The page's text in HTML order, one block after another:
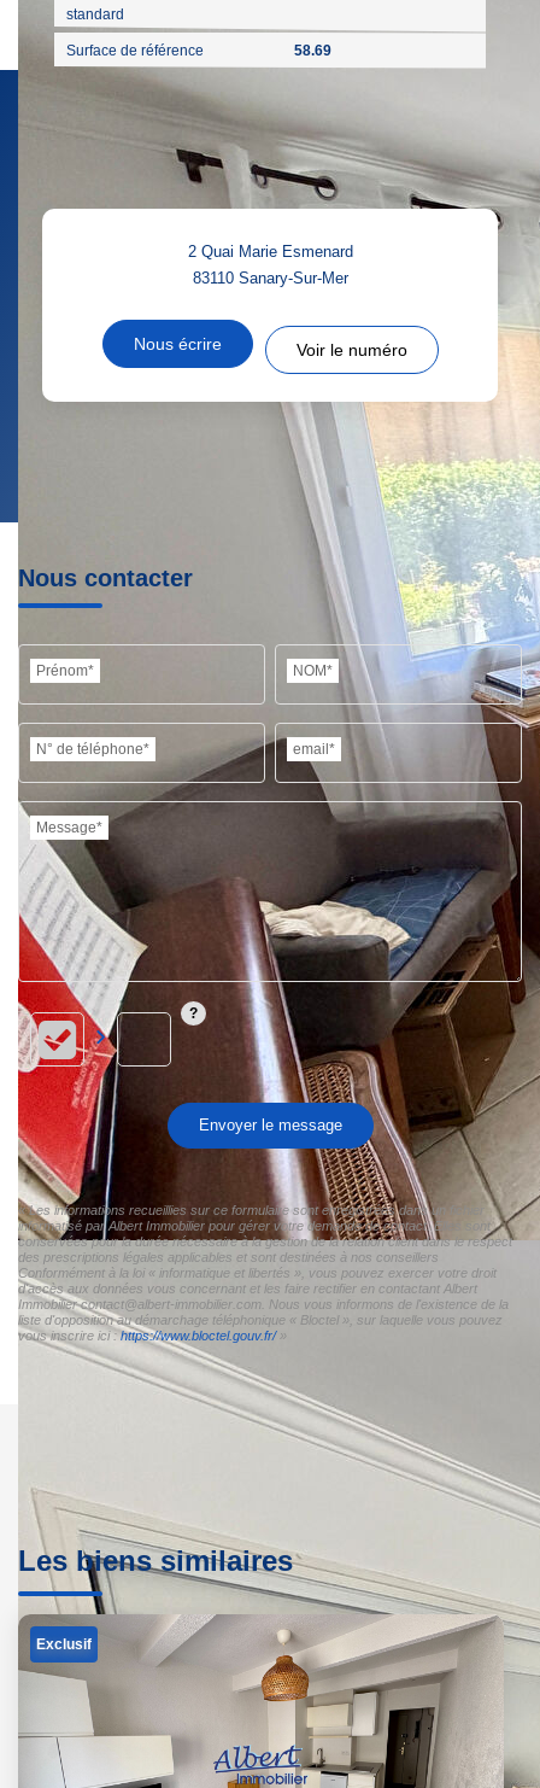
standard
Surface de référence 58.69
2 Quai Marie Esmenard
83110 Sanary-Sur-Mer
Nous écrire Voir le numéro
Nous contacter
Prénom* NOM*
N° de téléphone* email*
Message*
Envoyer le message
« Les informations recueillies sur ce formulaire sont enregistrées dans un fichier
informatisé par Albert Immobilier pour gérer votre demande de contact. Elles sont
conservées pour la durée nécessaire à la gestion de la relation client dans le respect
des prescriptions légales applicables et sont destinées à nos conseillers
Conformément à la loi « informatique et libertés », vous pouvez exercer votre droit
d'accès aux données vous concernant et les faire rectifier en contactant Albert
Immobilier contact@albert-immobilier.com. Nous vous informons de l'existence de la
liste d'opposition au démarchage téléphonique « Bloctel », sur laquelle vous pouvez
vous inscrire ici :https://www.bloctel.gouv.fr/»
Les biens similaires
Exclusif